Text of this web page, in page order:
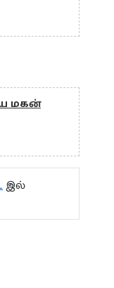
மகன்
இல்